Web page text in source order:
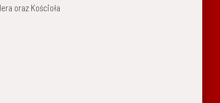
oraz Kościoła